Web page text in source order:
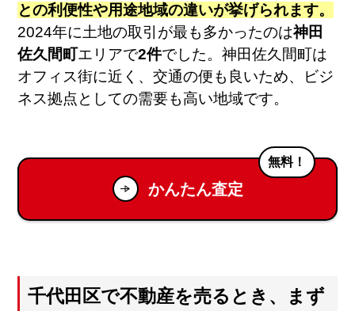
との利便性や用途地域の違いが挙げられます。
2024年に土地の取引が最も多かったのは神田
佐久間町エリアで2件でした。神田佐久間町は
オフィス街に近く、交通の便も良いため、ビジ
ネス拠点としての需要も高い地域です。
かんたん査定
無料！
千代田区で不動産を売るとき、まず